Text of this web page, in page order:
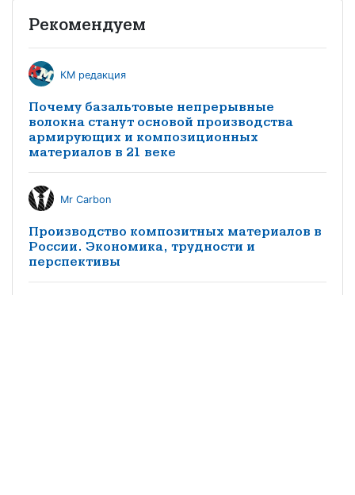
Рекомендуем
КМ редакция
Почему базальтовые непрерывные
волокна станут основой производства
армирующих и композиционных
материалов в 21 веке
Mr Carbon
Производство композитных материалов в
России. Экономика, трудности и
перспективы